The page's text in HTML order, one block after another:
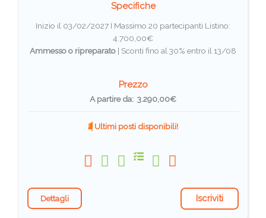
Specifiche
Inizio il 03/02/2027 I Massimo 20 partecipanti Listino:
4.700,00€
Ammesso o ripreparato | Sconti fino al 30% entro il 13/08
Prezzo
A partire da: 3.290,00€
Ultimi posti disponibili!
Dettagli Iscriviti